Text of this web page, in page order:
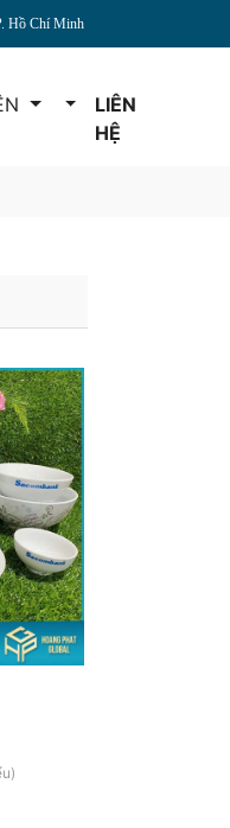
Hồ Chí Minh
LIÊN
HỆ